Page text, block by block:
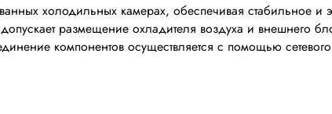
холодильных камерах, обеспечивая стабильное и
размещение охладителя воздуха и внешнего
компонентов осуществляется с помощью